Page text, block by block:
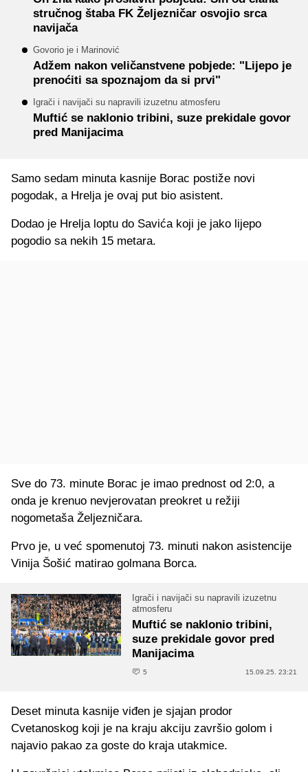
stručnog štaba FK Željezničar osvojio srca
navijača
Govorio je i Marinović
Adžem nakon veličanstvene pobjede: "Lijepo je
prenoćiti sa spoznajom da si prvi"
Igrači i navijači su napravili izuzetnu atmosferu
Muftić se naklonio tribini, suze prekidale govor
pred Manijacima
Samo sedam minuta kasnije Borac postiže novi
pogodak, a Hrelja je ovaj put bio asistent.
Dodao je Hrelja loptu do Savića koji je jako lijepo
pogodio sa nekih 15 metara.
Sve do 73. minute Borac je imao prednost od 2:0, a
onda je krenuo nevjerovatan preokret u režiji
nogometaša Željezničara.
Prvo je, u već spomenutoj 73. minuti nakon asistencije
Vinija Šošić matirao golmana Borca.
Igrači i navijači su napravili izuzetnu
atmosferu
Muftić se naklonio tribini,
suze prekidale govor pred
Manijacima
5 15.09.25. 23:21
Deset minuta kasnije viđen je sjajan prodor
Cvetanoskog koji je na kraju akciju završio golom i
najavio pakao za goste do kraja utakmice.